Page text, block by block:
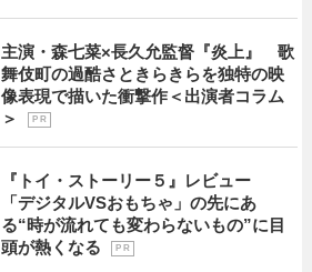
主演・森七菜×長久允監督『炎上』 歌
舞伎町の過酷さときらきらを独特の映
像表現で描いた衝撃作＜出演者コラム
＞
P R
『トイ・ストーリー５』レビュー
「デジタルVSおもちゃ」の先にあ
る“時が流れても変わらないもの”に目
頭が熱くなる
P R